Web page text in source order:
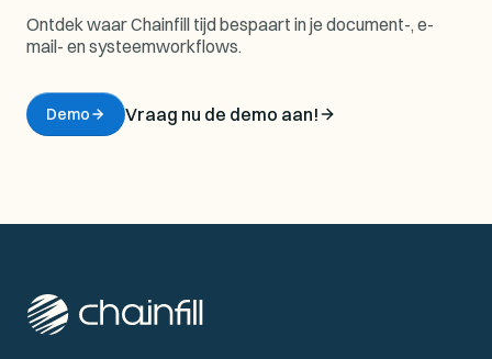
Ontdek waar Chainfill tijd bespaart in je document-, e-
mail- en systeemworkflows.
Demo Vraag nu de demo aan!